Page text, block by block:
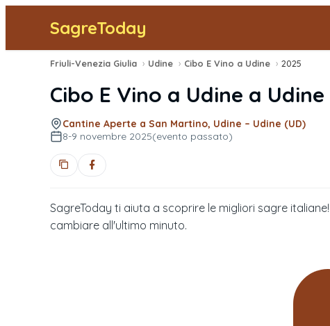
SagreToday
Friuli-Venezia Giulia › Udine › Cibo E Vino a Udine › 2025
Cibo E Vino a Udine a Udine
Cantine Aperte a San Martino, Udine – Udine (UD)
8-9 novembre 2025(evento passato)
SagreToday ti aiuta a scoprire le migliori sagre italiane!
cambiare all'ultimo minuto.